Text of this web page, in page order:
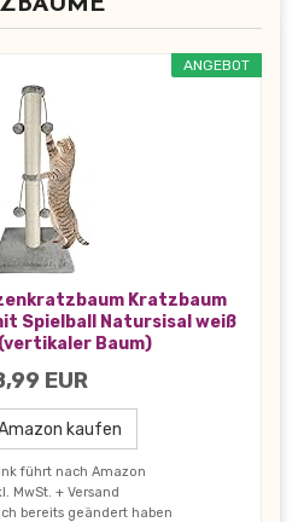
ANGEBOT
Kratzbaum
Spielball Natursisal weiß
Baum)
EUR
kaufen
führt nach Amazon
MwSt. + Versand
bereits geändert haben